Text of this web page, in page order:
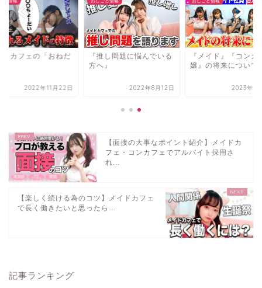
ドカフェの「おねだ
2022年11月22日
『推し問題に悩んでいる
方へ』
2022年8月12日
『メイド』『コンカ
嬢』の将来について
2023年2
【面接の大事なポイント紹介】メイドカ
フェ・コンカフェでアルバイト採用さ
れ...
【楽しく続ける為のコツ】メイドカフェ
で長く働きたいと思ったら…
記事ランキング